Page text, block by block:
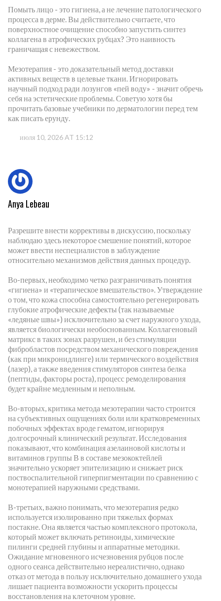
Помыть лицо - это гигиена, а не лечение патологического
процесса в дерме. Вы действительно считаете, что
поверхностное очищение способно запустить синтез
коллагена в атрофических рубцах? Это наивность
граничащая с невежеством.
Мезотерапия - это доказательный метод доставки
активных веществ в целевые ткани. Игнорировать
научный подход ради лозунгов «пей воду» - значит обречь
себя на эстетические проблемы. Советую хотя бы
прочитать базовые учебники по дерматологии перед тем
как писать ерунду.
июля 10, 2026 AT 15:12
Anya Lebeau
Разрешите внести коррективы в дискуссию, поскольку
наблюдаю здесь некоторое смешение понятий, которое
может ввести неспециалистов в заблуждение
относительно механизмов действия данных процедур.
Во-первых, необходимо четко разграничивать понятия
«гигиена» и «терапическое вмешательство». Утверждение
о том, что кожа способна самостоятельно регенерировать
глубокие атрофические дефекты (так называемые
«ледяные швы») исключительно за счет наружного ухода,
является биологически необоснованным. Коллагеновый
матрикс в таких зонах разрушен, и без стимуляции
фибробластов посредством механического повреждения
(как при микронидлинге) или термического воздействия
(лазер), а также введения стимуляторов синтеза белка
(пептиды, факторы роста), процесс ремоделирования
будет крайне медленным и неполным.
Во-вторых, критика метода мезотерапии часто строится
на субъективных ощущениях боли или кратковременных
побочных эффектах вроде гематом, игнорируя
долгосрочный клинический результат. Исследования
показывают, что комбинация азелаиновой кислоты и
витаминов группы В в составе мезококтейлей
значительно ускоряет эпителизацию и снижает риск
поствоспалительной гиперпигментации по сравнению с
монотерапией наружными средствами.
В-третьих, важно понимать, что мезотерапия редко
используется изолированно при тяжелых формах
постакне. Она является частью комплексного протокола,
который может включать ретиноиды, химические
пилинги средней глубины и аппаратные методики.
Ожидание мгновенного исчезновения рубцов после
одного сеанса действительно нереалистично, однако
отказ от метода в пользу исключительно домашнего ухода
лишает пациента возможности ускорить процессы
восстановления на клеточном уровне.